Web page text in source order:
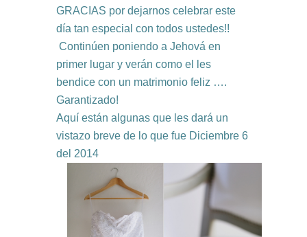
GRACIAS por dejarnos celebrar este
día tan especial con todos ustedes!!
Continúen poniendo a Jehová en
primer lugar y verán como el les
bendice con un matrimonio feliz ….
Garantizado!
Aquí están algunas que les dará un
vistazo breve de lo que fue Diciembre 6
del 2014